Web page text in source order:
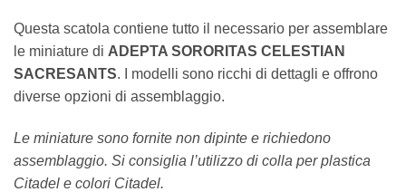
Questa scatola contiene tutto il necessario per assemblare
le miniature di ADEPTA SORORITAS CELESTIAN
SACRESANTS. I modelli sono ricchi di dettagli e offrono
diverse opzioni di assemblaggio.
Le miniature sono fornite non dipinte e richiedono
assemblaggio. Si consiglia l’utilizzo di colla per plastica
Citadel e colori Citadel.